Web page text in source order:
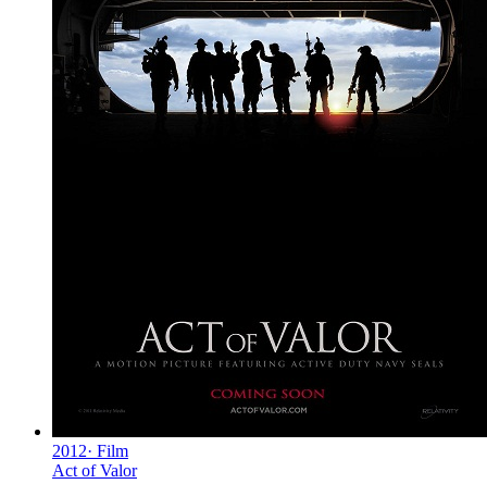
2012· Film
Act of Valor